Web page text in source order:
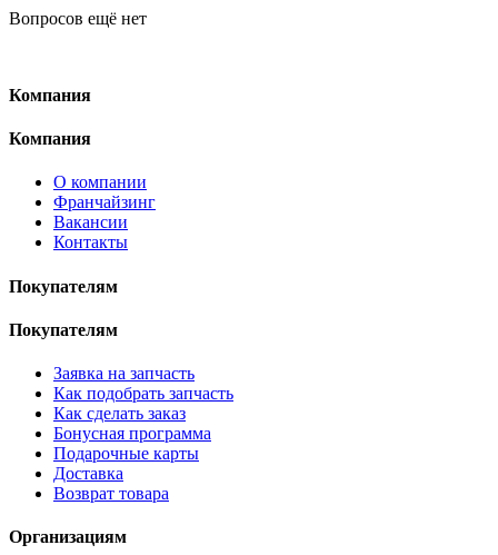
Вопросов ещё нет
Компания
Компания
О компании
Франчайзинг
Вакансии
Контакты
Покупателям
Покупателям
Заявка на запчасть
Как подобрать запчасть
Как сделать заказ
Бонусная программа
Подарочные карты
Доставка
Возврат товара
Организациям